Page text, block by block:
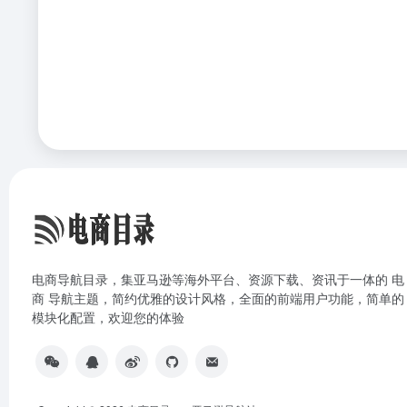
电商导航目录，集亚马逊等海外平台、资源下载、资讯于一体的 电
商 导航主题，简约优雅的设计风格，全面的前端用户功能，简单的
模块化配置，欢迎您的体验